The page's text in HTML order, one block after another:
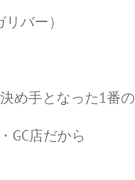
バー）
め手となった1番の
店だから